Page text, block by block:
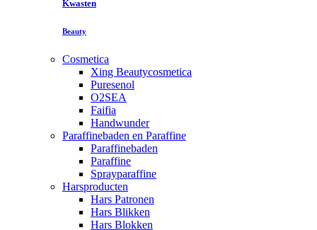
Kwasten
Beauty
Cosmetica
Xing Beautycosmetica
Puresenol
O2SEA
Faifia
Handwunder
Paraffinebaden en Paraffine
Paraffinebaden
Paraffine
Sprayparaffine
Harsproducten
Hars Patronen
Hars Blikken
Hars Blokken